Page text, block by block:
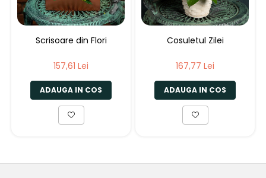
Scrisoare din Flori
157,61 Lei
ADAUGA IN COS
Cosuletul Zilei
167,77 Lei
ADAUGA IN COS